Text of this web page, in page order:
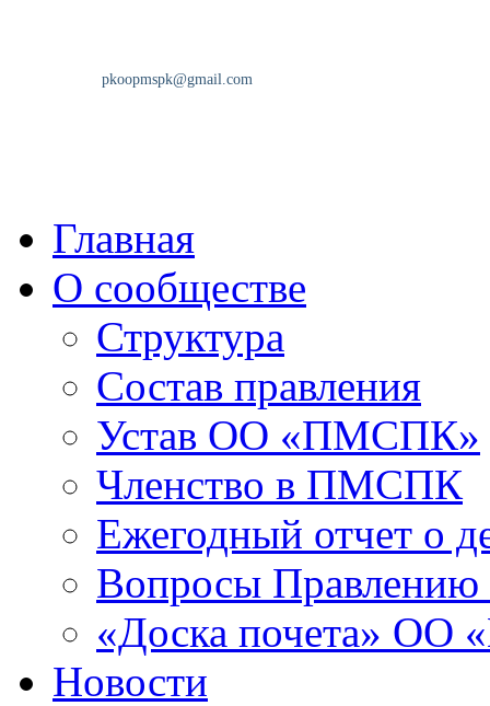
Главная
О сообществе
Структура
Состав правления
Устав ОО «ПМСПК»
Членство в ПМСПК
Ежегодный отчет о
Вопросы
«Доска почета»
Новости